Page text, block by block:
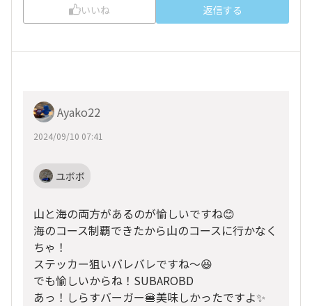
いいね 返信する
Ayako22
2024/09/10 07:41
ユボボ
山と海の両方があるのが愉しいですね😊
海のコース制覇できたから山のコースに行かなく
ちゃ！
ステッカー狙いバレバレですね〜😆
でも愉しいからね！SUBAROBD
あっ！しらすバーガー🍔美味しかったですよ✨